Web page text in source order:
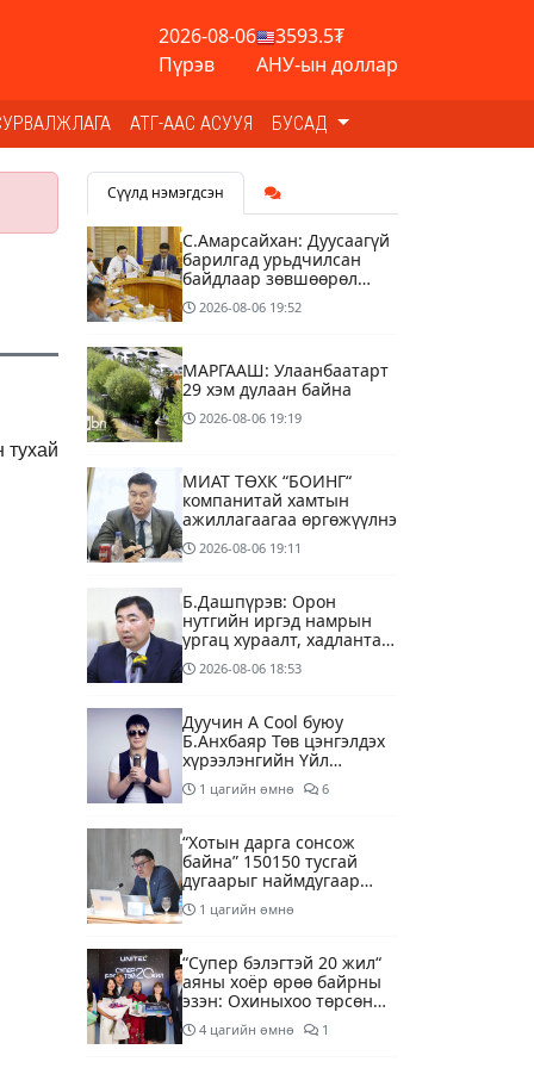
2026-08-06
Пүрэв
3593.5₮
АНУ-ын доллар
АТГ-ААС АСУУЯ БУСАД
тухай
Сүүлд нэмэгдсэн
С.Амарсайхан: Дуусаагүй
барилгад урьдчилсан
байдлаар зөвшөөрөл
гэрчилгээ олгохгүй
байхаар зохион
2026-08-06 19:52
МАРГААШ: Улаанбаатарт
29 хэм дулаан байна
2026-08-06 19:19
МИАТ ТӨХК “БОИНГ“
компанитай хамтын
ажиллагаагаа өргөжүүлнэ
2026-08-06 19:11
Б.Дашпүрэв: Орон
нутгийн иргэд намрын
ургац хураалт, хадлантай
холбоотой ШТС-уудаар
зөөврийн саваар
2026-08-06 18:53
Дуучин A Cool буюу
Б.Анхбаяр Төв цэнгэлдэх
хүрээлэнгийн Үйл
ажиллагаа, олон нийтийн
тоглолт хариуцсан
1 цагийн өмнө 6
“Хотын дарга сонсож
байна” 150150 тусгай
дугаарыг наймдугаар
сарын 14-нөөс
ажиллуулж эхэлнэ
1 цагийн өмнө
“Супер бэлэгтэй 20 жил“
аяны хоёр өрөө байрны
эзэн: Охиныхоо төрсөн
өдрөөр байртай болно
гэдэг хамгийн том аз
4 цагийн өмнө 1